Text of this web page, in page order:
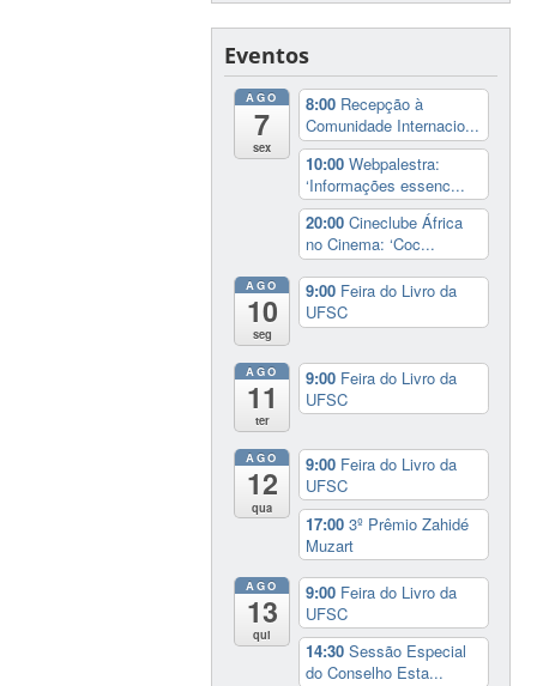
Eventos
AGO
7
sex
8:00 Recepção à
Comunidade Internacio...
10:00Webpalestra:
‘Informações essenc...
20:00Cineclube África
no Cinema: ‘Coc...
AGO
10
seg
9:00 Feira do Livro da
UFSC
AGO
11
ter
9:00 Feira do Livro da
UFSC
AGO
12
qua
9:00 Feira do Livro da
UFSC
17:003º Prêmio Zahidé
Muzart
AGO
13
qui
9:00 Feira do Livro da
UFSC
14:30Sessão Especial
do Conselho Esta...